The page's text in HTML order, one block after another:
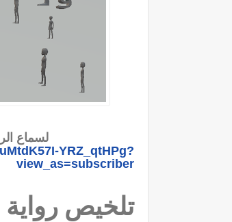
لسماع
YRZ_qtHPg?
view_as=subscriber
تلخيص رواية